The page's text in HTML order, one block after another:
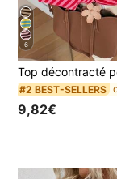
6
#2 BEST-SELLERS
9,82€